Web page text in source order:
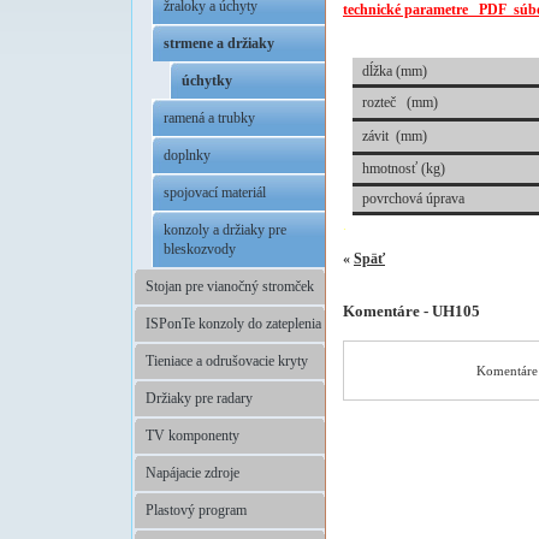
žraloky a úchyty
strmene a držiaky
úchytky
ramená a trubky
doplnky
spojovací materiál
konzoly a držiaky pre
bleskozvody
Stojan pre vianočný stromček
ISPonTe konzoly do zateplenia
Tieniace a odrušovacie kryty
Držiaky pre radary
TV komponenty
Napájacie zdroje
Plastový program
technické parametre PDF
dĺžka (mm)
rozteč (mm)
závit (mm)
hmotnosť (kg)
povrchová úprava
« Späť
Komentáre - UH105